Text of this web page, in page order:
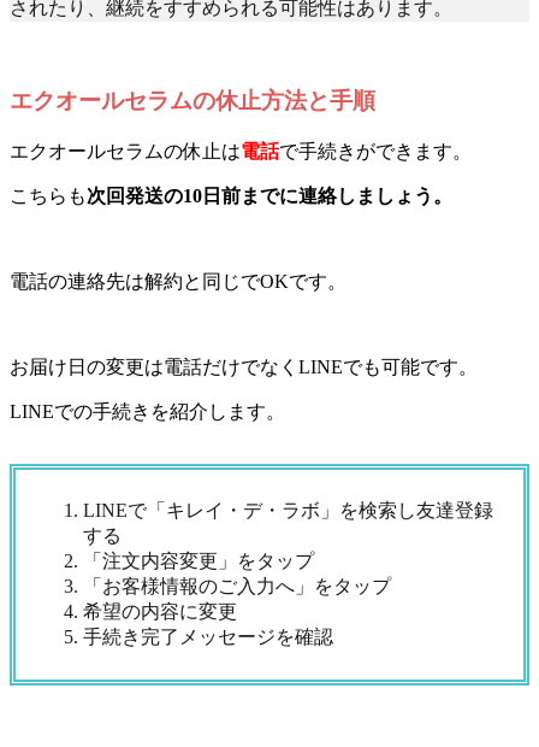
されたり、継続をすすめられる可能性はあります。
エクオールセラムの休止方法と手順
エクオールセラムの休止は電話で手続きができます。
こちらも次回発送の10日前までに連絡しましょう。
電話の連絡先は解約と同じでOKです。
お届け日の変更は電話だけでなくLINEでも可能です。
LINEでの手続きを紹介します。
LINEで「キレイ・デ・ラボ」を検索し友達登録
する
「注文内容変更」をタップ
「お客様情報のご入力へ」をタップ
希望の内容に変更
手続き完了メッセージを確認